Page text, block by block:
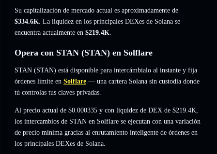
Su capitalización de mercado actual es aproximadamente de
$334.6K. La liquidez en los principales DEXes de Solana se
encuentra actualmente en $219.4K.
Opera con STAN (STAN) en Solflare
STAN (STAN) está disponible para intercámbialo al instante y fija
órdenes límite en Solflare — una cartera Solana sin custodia donde
tú controlas tus claves privadas.
Al precio actual de $0.000335 y con liquidez de DEX de $219.4K,
los intercambios de STAN en Solflare se ejecutan con una variación
de precio mínima gracias al enrutamiento inteligente de órdenes en
los principales DEXes de Solana.